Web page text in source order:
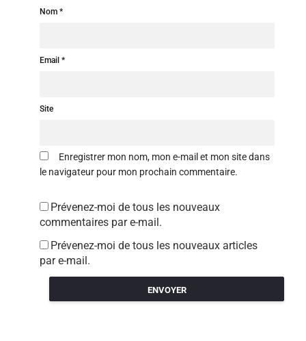
Nom
Email
Site
Enregistrer mon nom, mon e-mail et mon site dans
le navigateur pour mon prochain commentaire.
Prévenez-moi de tous les nouveaux
commentaires par e-mail.
Prévenez-moi de tous les nouveaux articles
par e-mail.